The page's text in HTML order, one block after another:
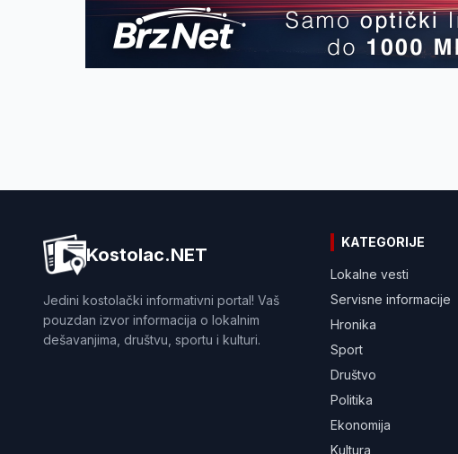
Kostolac.NET
Jedini kostolački informativni portal! Vaš
pouzdan izvor informacija o lokalnim
dešavanjima, društvu, sportu i kulturi.
KATEGORIJE
Lokalne vesti
Servisne informacije
Hronika
Sport
Društvo
Politika
Ekonomija
Kultura